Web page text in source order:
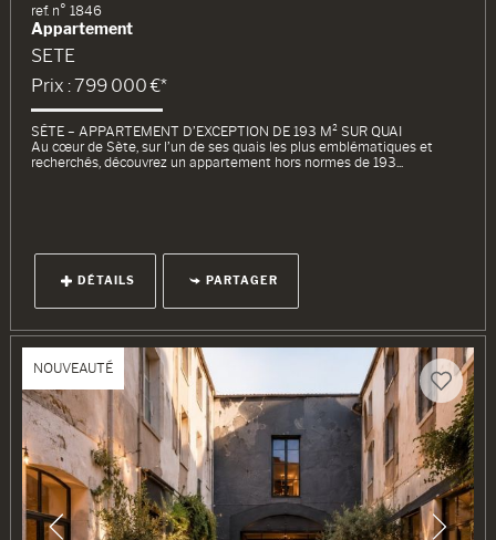
ref. n° 1846
Appartement
SETE
Prix : 799 000 €*
SÈTE – APPARTEMENT D’EXCEPTION DE 193 M² SUR QUAI
Au cœur de Sète, sur l’un de ses quais les plus emblématiques et
recherchés, découvrez un appartement hors normes de 193...
DÉTAILS PARTAGER
NOUVEAUTÉ